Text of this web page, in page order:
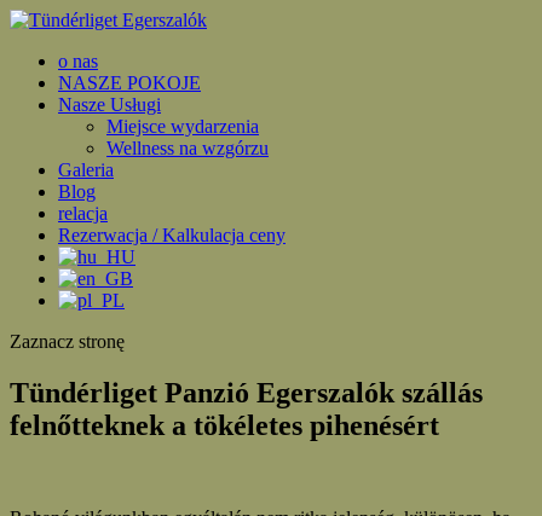
o nas
NASZE POKOJE
Nasze Usługi
Miejsce wydarzenia
Wellness na wzgórzu
Galeria
Blog
relacja
Rezerwacja / Kalkulacja ceny
Zaznacz stronę
Tündérliget Panzió Egerszalók szállás
felnőtteknek a tökéletes pihenésért